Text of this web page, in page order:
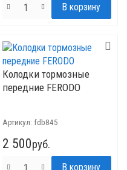
Колодки тормозные
передние FERODO
Артикул: fdb845
2 500руб.